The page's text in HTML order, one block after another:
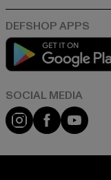
Instagram
Facebook